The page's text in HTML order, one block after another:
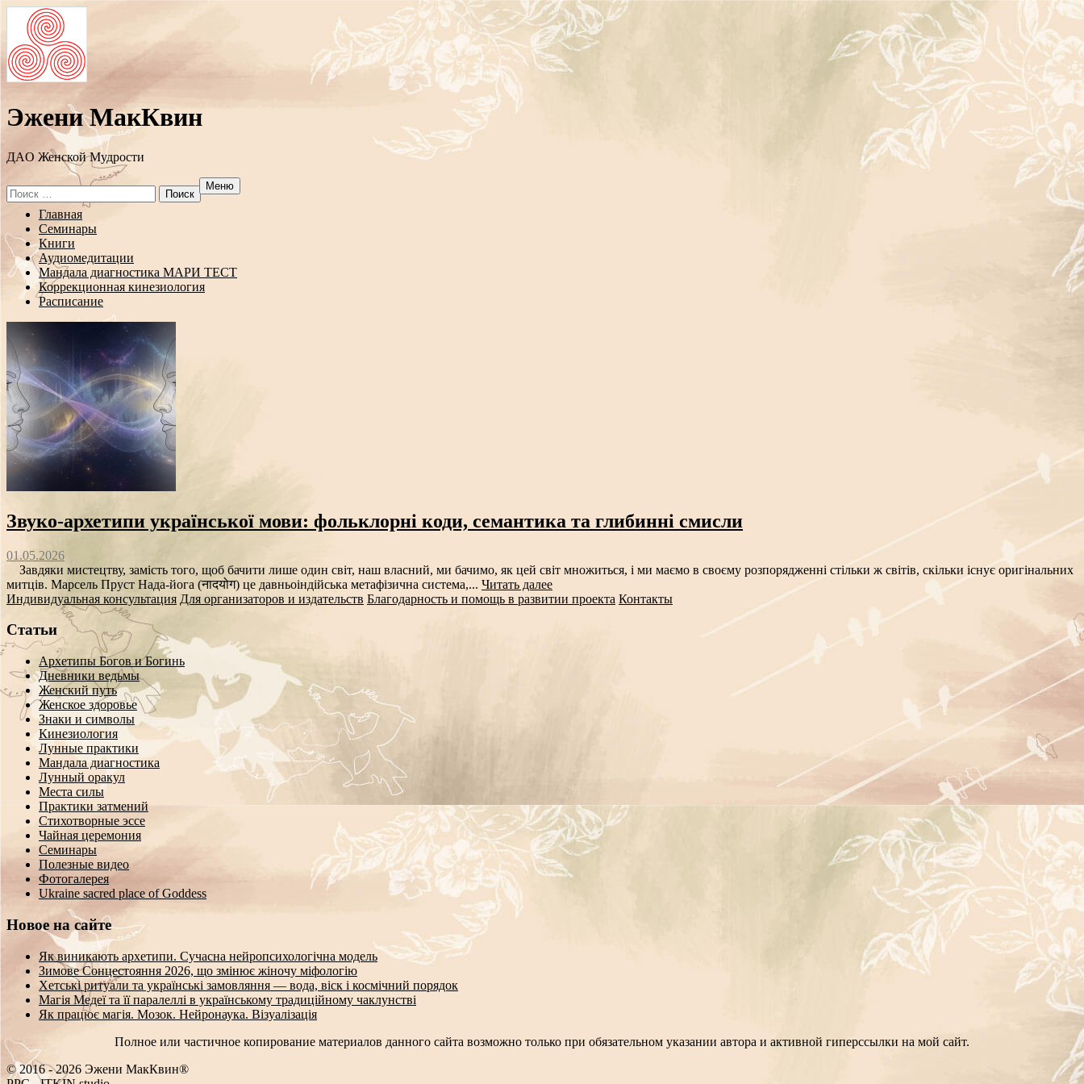
Эжени МакКвин
ДAO Женской Мудрости
Search
for:
Меню
Перейти
содержанию
Главная
Семинары
Книги
Аудиомедитации
Мандала диагностика МАРИ ТЕСТ
Коррекционная кинезиология
Расписание
Звуко‑архетипи української мови: фольклорні коди, семантика та глибинні смисли
01.05.2026
Завдяки мистецтву, замість того, щоб бачити лише один світ, наш власний, ми бачимо, як цей світ множиться, і ми маємо в своєму розпорядженні стільки ж світів, скільки існує оригінальних
митців. Марсель Пруст Нада-йога (नादयोग) це давньоіндійська метафізична система,... Читать далее
Индивидуальная консультация Для организаторов и издательств Благодарность и помощь в развитии проекта Контакты
Статьи
Архетипы Богов и Богинь
Дневники ведьмы
Женский путь
Женское здоровье
Знаки и символы
Кинезиология
Лунные практики
Мандала диагностика
Лунный оракул
Места силы
Практики затмений
Стихотворные эссе
Чайная церемония
Семинары
Полезные видео
Фотогалерея
Ukraine sacred place of Goddess
Новое на сайте
Як виникають архетипи. Сучасна нейропсихологічна модель
Зимове Сонцестояння 2026, що змінює жіночу міфологію
Хетські ритуали та українські замовляння — вода, віск і космічний порядок
Магія Медеї та її паралеллі в українському традиційному чаклунстві
Як працює магія. Мозок. Нейронаука. Візуалізація
Полное или частичное копирование материалов данного сайта возможно только при обязательном указании автора и активной гиперссылки на мой сайт.
© 2016 - 2026 Эжени МакКвин®